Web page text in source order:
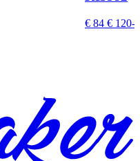
€ 84 € 120-